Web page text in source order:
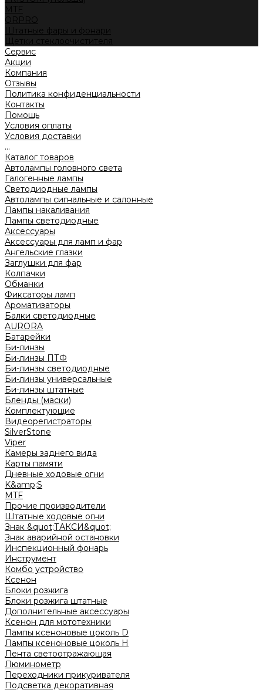
MTF
ORPRO
Штатные фары и фонари
Щетки стеклоочистителя
Сервис
Акции
Компания
Отзывы
Политика конфиденциальности
Контакты
Помощь
Условия оплаты
Условия доставки
...
Каталог товаров
Автолампы головного света
Галогенные лампы
Светодиодные лампы
Автолампы сигнальные и салонные
Лампы накаливания
Лампы светодиодные
Аксессуары
Аксессуары для ламп и фар
Ангельские глазки
Заглушки для фар
Колпачки
Обманки
Фиксаторы ламп
Ароматизаторы
Балки светодиодные
AURORA
Батарейки
Би-линзы
Би-линзы ПТФ
Би-линзы светодиодные
Би-линзы универсальные
Би-линзы штатные
Бленды (маски)
Комплектующие
Видеорегистраторы
SilverStone
Viper
Камеры заднего вида
Карты памяти
Дневные ходовые огни
K&amp;S
MTF
Прочие производители
Штатные ходовые огни
Знак &quot;ТАКСИ&quot;
Знак аварийной остановки
Инспекционный фонарь
Инструмент
Комбо устройство
Ксенон
Блоки розжига
Блоки розжига штатные
Дополнительные аксессуары
Ксенон для мототехники
Лампы ксеноновые цоколь D
Лампы ксеноновые цоколь H
Лента светоотражающая
Люминометр
Переходники прикуривателя
Подсветка декоративная